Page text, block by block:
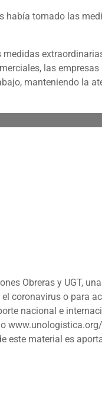
había tomado las
las
manteniendo la
Obreras y UGT,
coronavirus o para
nacional e
este material es